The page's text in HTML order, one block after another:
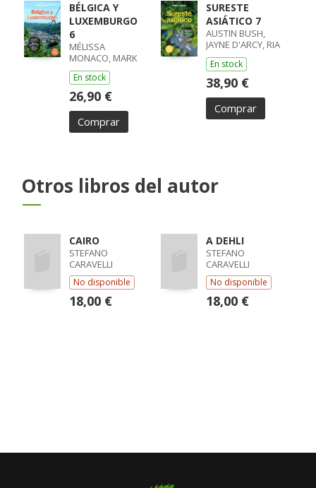
BÉLGICA Y
LUXEMBURGO
6
MÉLISSA
MONACO, MARK
ELLIOTT, HELENA
SMITH
En stock
26,90 €
Comprar
SURESTE
ASIÁTICO 7
AUSTIN BUSH,
JAYNE D'ARCY, RIA
DE JONG, DAVID
En stock
38,90 €
Comprar
Otros libros del autor
CAIRO
STEFANO
CARAVELLI
No disponible
18,00 €
A DEHLI
STEFANO
CARAVELLI
No disponible
18,00 €